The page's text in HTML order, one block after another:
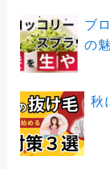
ブ
の
秋